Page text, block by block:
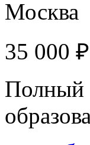
Москва
35 000
Полный